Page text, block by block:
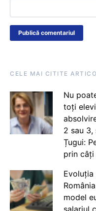
CELE MAI CITITE
Nu
toți
2 sau 3,
Țugui:
prin câți
model